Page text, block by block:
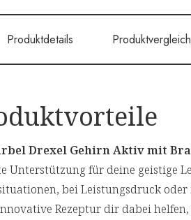
Produktdetails Produktvergleich
Drexel Gehirn Aktiv mit
Unterstützung für deine geistige
bei Leistungsdruck
Rezeptur dir dabei